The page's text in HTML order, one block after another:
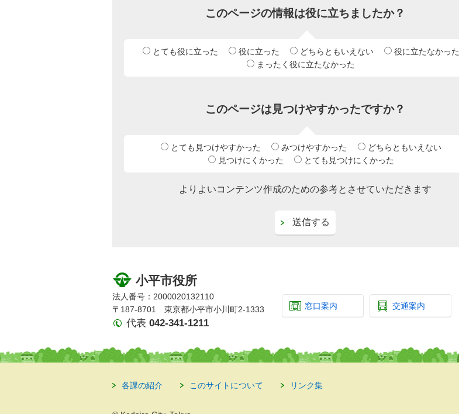
このページの情報は役に立ちましたか？
とても役に立った 役に立った どちらともいえない
役に立たなかった
まったく役に立たなかった
このページは見つけやすかったですか？
とても見つけやすかった みつけやすかった
どちらともいえない
見つけにくかった
とても見つけにくかった
よりよいコンテンツ作成のための参考とさせていただきます
小平市役所
法人番号：2000020132110
〒187-8701 東京都小平市小川町2-1333
代表 042-341-1211
窓口案内 交通案内
各課の紹介 このサイトについて リンク集